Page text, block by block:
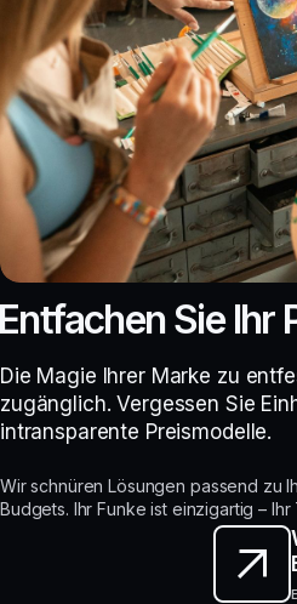
Sie Ihr
Die Magie Ihrer Marke zu
zugänglich. Vergessen Sie
intransparente Preis­modelle.
Wir schnüren Lösungen passend zu
Budgets. Ihr Funke ist einzigartig –